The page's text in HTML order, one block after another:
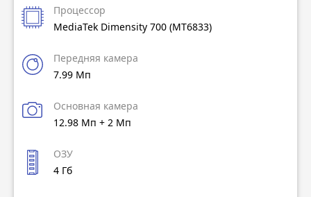
Процессор
MediaTek Dimensity 700 (MT6833)
Передняя камера
7.99 Мп
Основная камера
12.98 Мп + 2 Мп
ОЗУ
4 Гб